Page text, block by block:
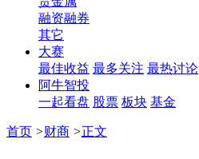
融资融券
其它
大赛
最佳收益 最多关注 最热讨论
阿牛智投
一起看盘 股票 板块 基金
首页 >财商 >正文